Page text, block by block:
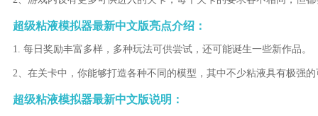
超级粘液模拟器最新中文版亮点介绍：
1. 每日奖励丰富多样，多种玩法可供尝试，还可能诞生一些新作品。
2、在关卡中，你能够打造各种不同的模型，其中不少粘液具有极强
超级粘液模拟器最新中文版说明：